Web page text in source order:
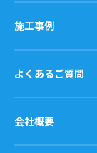
施工事例
よくあるご質問
会社概要